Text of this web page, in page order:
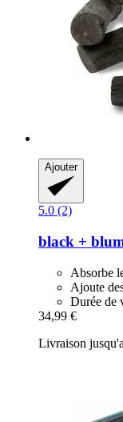
Ajouter
5.0 (2)
black +
Absorbe
Ajoute
Durée de
34,99 €
Livraison